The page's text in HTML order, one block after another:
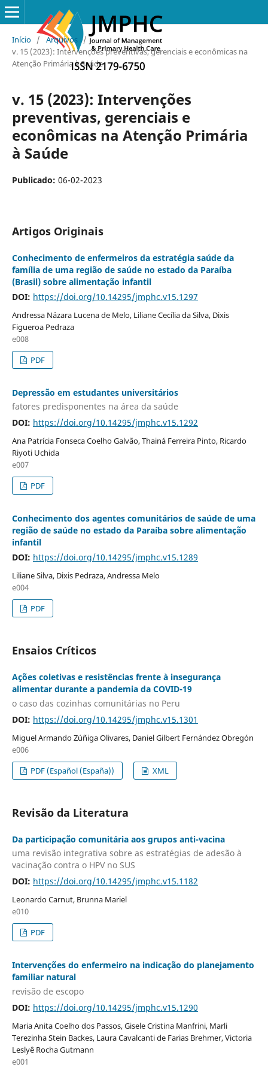
Início / Arquivos /
v. 15 (2023): Intervenções preventivas, gerenciais e econômicas na
Atenção Primária à Saúde
v. 15 (2023): Intervenções
preventivas, gerenciais e
econômicas na Atenção Primária
à Saúde
Publicado: 06-02-2023
Artigos Originais
Conhecimento de enfermeiros da estratégia saúde da
família de uma região de saúde no estado da Paraíba
(Brasil) sobre alimentação infantil
DOI: https://doi.org/10.14295/jmphc.v15.1297
Andressa Názara Lucena de Melo, Liliane Cecília da Silva, Dixis
Figueroa Pedraza
e008
PDF
Depressão em estudantes universitários
fatores predisponentes na área da saúde
DOI: https://doi.org/10.14295/jmphc.v15.1292
Ana Patrícia Fonseca Coelho Galvão, Thainá Ferreira Pinto, Ricardo
Riyoti Uchida
e007
PDF
Conhecimento dos agentes comunitários de saúde de uma
região de saúde no estado da Paraíba sobre alimentação
infantil
DOI: https://doi.org/10.14295/jmphc.v15.1289
Liliane Silva, Dixis Pedraza, Andressa Melo
e004
PDF
Ensaios Críticos
Ações coletivas e resistências frente à insegurança
alimentar durante a pandemia da COVID-19
o caso das cozinhas comunitárias no Peru
DOI: https://doi.org/10.14295/jmphc.v15.1301
Miguel Armando Zúñiga Olivares, Daniel Gilbert Fernández Obregón
e006
PDF (Español (España))
XML
Revisão da Literatura
Da participação comunitária aos grupos anti-vacina
uma revisão integrativa sobre as estratégias de adesão à
vacinação contra o HPV no SUS
DOI: https://doi.org/10.14295/jmphc.v15.1182
Leonardo Carnut, Brunna Mariel
e010
PDF
Intervenções do enfermeiro na indicação do planejamento
familiar natural
revisão de escopo
DOI: https://doi.org/10.14295/jmphc.v15.1290
Maria Anita Coelho dos Passos, Gisele Cristina Manfrini, Marli
Terezinha Stein Backes, Laura Cavalcanti de Farias Brehmer, Victoria
Leslyê Rocha Gutmann
e001